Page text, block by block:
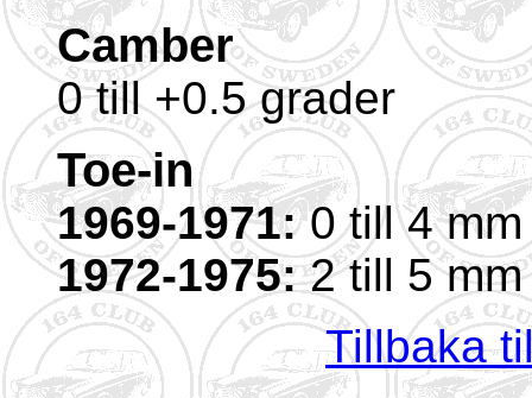
Camber
0 till +0.5 grader
Toe-in
1969-1971:0 till 4 mm
1972-1975:2 till 5 mm
Tillbaka